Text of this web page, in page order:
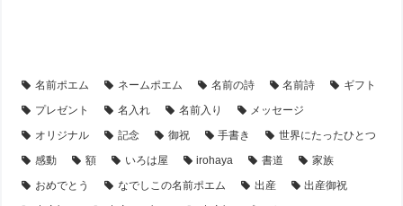
名前ポエム ネームポエム 名前の詩 名前詩
ギフト
プレゼント
名入れ 名前入り
メッセージ
オリジナル
記念 御祝 手書き
世界にたったひとつ
感動
額 いろは屋 irohaya 書道
家族
おめでとう
なでしこの名前ポエム 出産
出産御祝